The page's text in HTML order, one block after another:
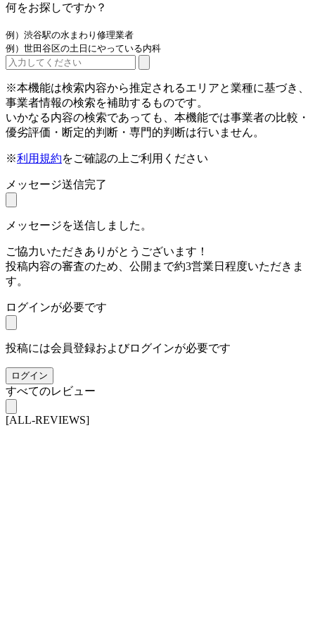
何をお探しですか？
例）渋谷駅の水まわり修理業者
例）世田谷区の土日にやっている内科
※本機能は検索内容から推定されるエリアと業種に基づき、
事業者情報の検索を補助するものです。
いかなる内容の検索であっても、本機能では事業者の比較・
優劣評価・断定的判断・専門的判断は行いません。
※利用規約をご確認の上ご利用ください
メッセージ送信完了
メッセージを送信しました。
ご協力いただきありがとうございます！
投稿内容の審査のため、公開まで約3営業日程度いただきま
す。
ログインが必要です
投稿には会員登録およびログインが必要です
ログイン
すべてのレビュー
[ALL-REVIEWS]